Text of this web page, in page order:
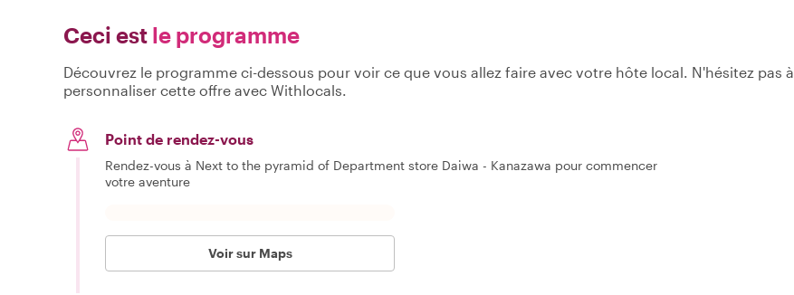
Ceci est le programme
Découvrez le programme ci-dessous pour voir ce que vous allez faire avec votre hôte local. N'hésitez pas à
personnaliser cette offre avec Withlocals.
Point de rendez-vous
Rendez-vous à Next to the pyramid of Department store Daiwa - Kanazawa pour commencer
votre aventure
Voir sur Maps